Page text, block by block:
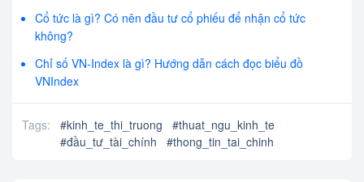
Cổ tức là gì? Có nên đầu tư cổ phiếu để nhận cổ tức
không?
Chỉ số VN-Index là gì? Hướng dẫn cách đọc biểu đồ
VNIndex
Tags: #kinh_te_thi_truong #thuat_ngu_kinh_te
#đầu_tư_tài_chính #thong_tin_tai_chinh